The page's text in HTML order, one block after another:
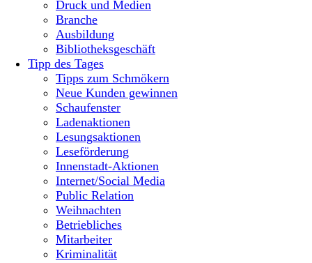
Druck und Medien
Branche
Ausbildung
Bibliotheksgeschäft
Tipp des Tages
Tipps zum Schmökern
Neue Kunden gewinnen
Schaufenster
Ladenaktionen
Lesungsaktionen
Leseförderung
Innenstadt-Aktionen
Internet/Social Media
Public Relation
Weihnachten
Betriebliches
Mitarbeiter
Kriminalität